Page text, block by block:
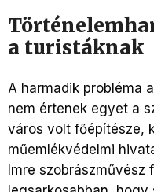
a turistáknak
A harmadik probléma
nem értenek egyet a
város volt főépítésze,
műemlékvédelmi
Imre szobrászművész